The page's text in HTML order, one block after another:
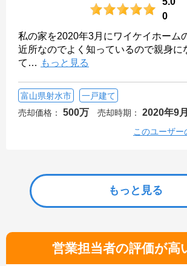
0
私の家を2020年3月にワイケイホーム
近所なのでよく知っているので親身に
て … もっと見る
富山県射水市
一戸建て
売却価格：
500万 売却時期： 2020年9月
このユーザー
もっと見る
営業担当者の評価が高